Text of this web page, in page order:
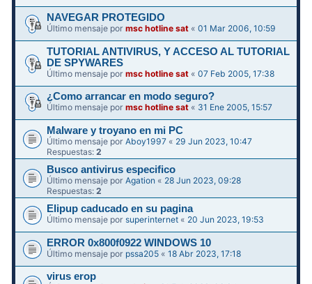
NAVEGAR PROTEGIDO
Último mensaje pormsc hotline sat «01 Mar 2006, 10:59
TUTORIAL ANTIVIRUS, Y ACCESO AL TUTORIAL
DE SPYWARES
Último mensaje pormsc hotline sat «07 Feb 2005, 17:38
¿Como arrancar en modo seguro?
Último mensaje pormsc hotline sat « 31 Ene 2005, 15:57
Malware y troyano en mi PC
Último mensaje porAboy1997 « 29 Jun 2023, 10:47
Respuestas:2
Busco antivirus especifico
Último mensaje porAgation « 28 Jun 2023, 09:28
Respuestas:2
Elipup caducado en su pagina
Último mensaje porsuperinternet « 20 Jun 2023, 19:53
ERROR 0x800f0922 WINDOWS 10
Último mensaje por pssa205 «18 Abr 2023, 17:18
virus erop